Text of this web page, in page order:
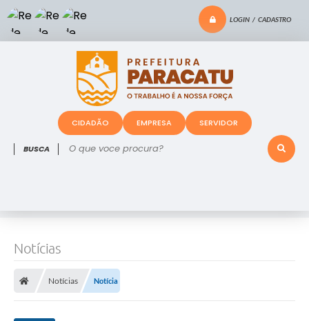
LOGIN / CADASTRO
O que voce procura?
CIDADÃO EMPRESA SERVIDOR
Notícias
Notícias Notícia